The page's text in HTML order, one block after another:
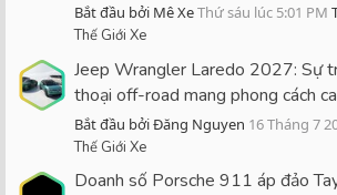
Bắt đầu bởi Mê XeThứ sáu lúc 5:01 PM
Thế Giới Xe
Jeep Wrangler Laredo 2027: Sự
thoại off-road mang phong cách
Bắt đầu bởi Đăng Nguyen 16 Tháng 7
Thế Giới Xe
Doanh số Porsche 911 áp đảo